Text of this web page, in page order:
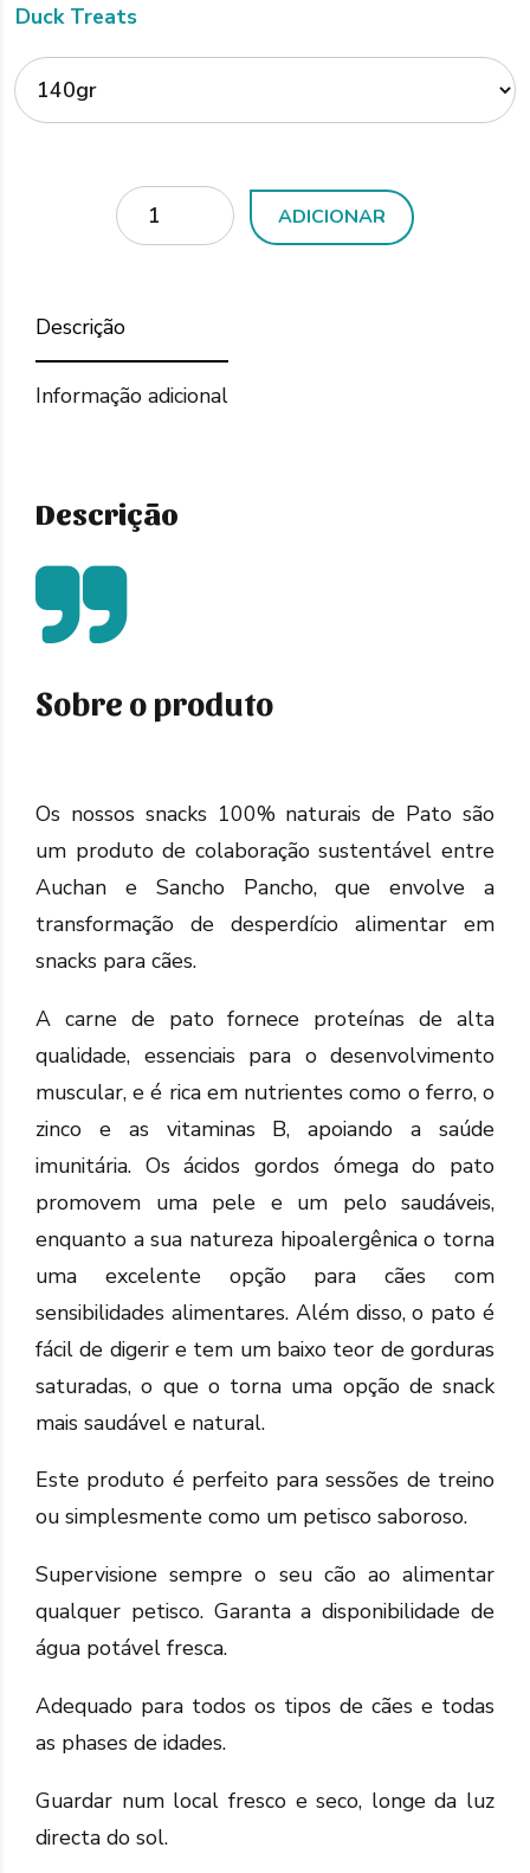
Duck Treats
Quantidade ADICIONAR
Descrição
Informação adicional
Descrição
Sobre o produto
Os nossos snacks 100% naturais de Pato são
um produto de colaboração sustentável entre
Auchan e Sancho Pancho, que envolve a
transformação de desperdício alimentar em
snacks para cães.
A carne de pato fornece proteínas de alta
qualidade, essenciais para o desenvolvimento
muscular, e é rica em nutrientes como o ferro, o
zinco e as vitaminas B, apoiando a saúde
imunitária. Os ácidos gordos ómega do pato
promovem uma pele e um pelo saudáveis,
enquanto a sua natureza hipoalergênica o torna
uma excelente opção para cães com
sensibilidades alimentares. Além disso, o pato é
fácil de digerir e tem um baixo teor de gorduras
saturadas, o que o torna uma opção de snack
mais saudável e natural.
Este produto é perfeito para sessões de treino
ou simplesmente como um petisco saboroso.
Supervisione sempre o seu cão ao alimentar
qualquer petisco. Garanta a disponibilidade de
água potável fresca.
Adequado para todos os tipos de cães e todas
as phases de idades.
Guardar num local fresco e seco, longe da luz
directa do sol.